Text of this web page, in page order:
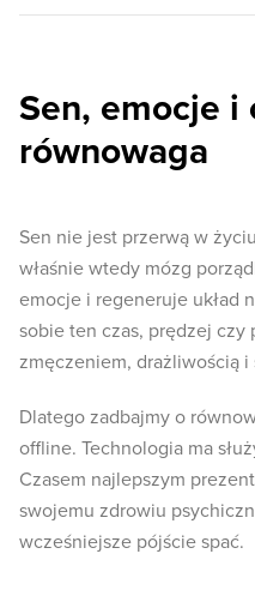
Sen, emocje i
równowaga
Sen nie jest przerwą w
właśnie wtedy mózg
emocje i regeneruje układ
sobie ten czas, prędzej czy
zmęczeniem, drażliwością
Dlatego zadbajmy o
offline. Technologia ma
Czasem najlepszym
swojemu zdrowiu
wcześniejsze pójście spać.